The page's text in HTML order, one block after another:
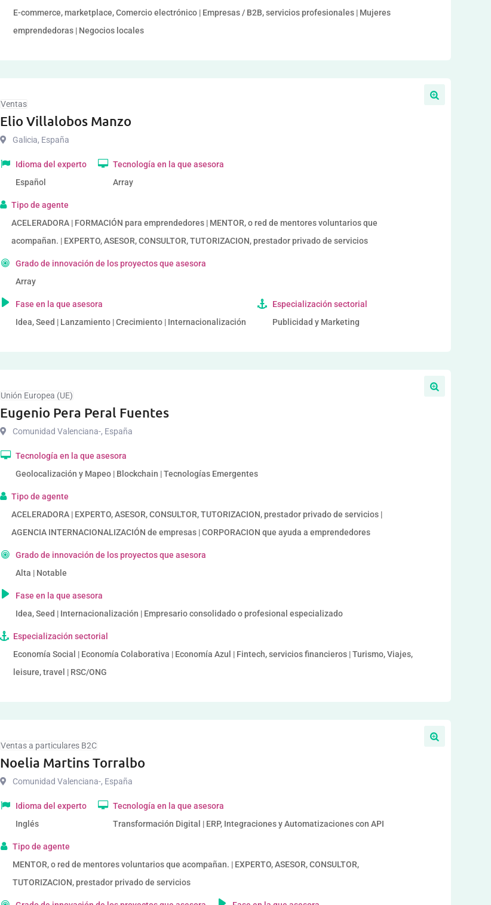
E-commerce, marketplace, Comercio electrónico | Empresas / B2B, servicios profesionales | Mujeres
emprendedoras | Negocios locales
Ventas
Elio Villalobos Manzo
Galicia, España
Idioma del experto
Español
Tecnología en la que asesora
Array
Tipo de agente
ACELERADORA | FORMACIÓN para emprendedores | MENTOR, o red de mentores voluntarios que
acompañan. | EXPERTO, ASESOR, CONSULTOR, TUTORIZACION, prestador privado de servicios
Grado de innovación de los proyectos que asesora
Array
Fase en la que asesora
Idea, Seed | Lanzamiento | Crecimiento | Internacionalización
Especialización sectorial
Publicidad y Marketing
Unión Europea (UE)
Eugenio Pera Peral Fuentes
Comunidad Valenciana-, España
Tecnología en la que asesora
Geolocalización y Mapeo | Blockchain | Tecnologías Emergentes
Tipo de agente
ACELERADORA | EXPERTO, ASESOR, CONSULTOR, TUTORIZACION, prestador privado de servicios |
AGENCIA INTERNACIONALIZACIÓN de empresas | CORPORACION que ayuda a emprendedores
Grado de innovación de los proyectos que asesora
Alta | Notable
Fase en la que asesora
Idea, Seed | Internacionalización | Empresario consolidado o profesional especializado
Especialización sectorial
Economía Social | Economía Colaborativa | Economía Azul | Fintech, servicios financieros | Turismo, Viajes,
leisure, travel | RSC/ONG
Ventas a particulares B2C
Noelia Martins Torralbo
Comunidad Valenciana-, España
Idioma del experto
Inglés
Tecnología en la que asesora
Transformación Digital | ERP, Integraciones y Automatizaciones con API
Tipo de agente
MENTOR, o red de mentores voluntarios que acompañan. | EXPERTO, ASESOR, CONSULTOR,
TUTORIZACION, prestador privado de servicios